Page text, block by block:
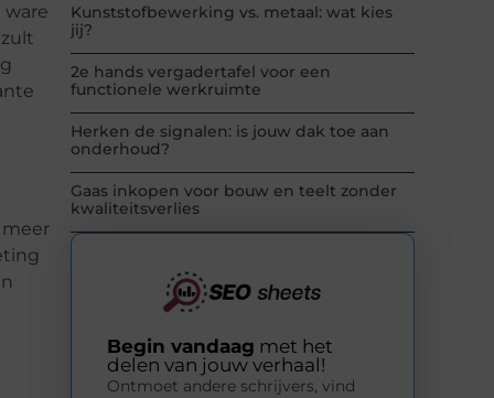
Kunststofbewerking vs. metaal: wat kies
jij?
2e hands vergadertafel voor een
functionele werkruimte
Herken de signalen: is jouw dak toe aan
onderhoud?
Gaas inkopen voor bouw en teelt zonder
kwaliteitsverlies
Begin vandaag met het
delen van jouw verhaal!
Ontmoet andere schrijvers, vind